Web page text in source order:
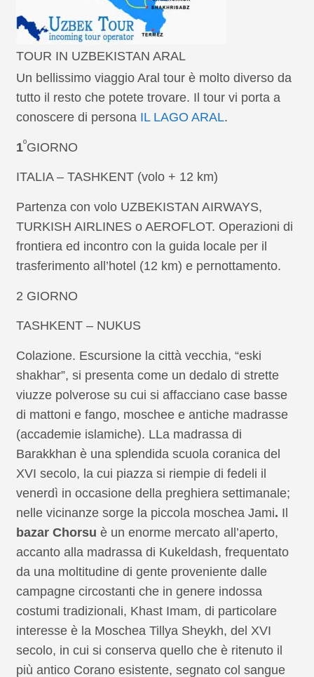
TOUR IN UZBEKISTAN ARAL
Un bellissimo viaggio Aral tour è molto diverso da
tutto il resto che potete trovare. Il tour vi porta a
conoscere di persona IL LAGO ARAL.
1ºGIORNO
ITALIA – TASHKENT (volo + 12 km)
Partenza con volo UZBEKISTAN AIRWAYS,
TURKISH AIRLINES o AEROFLOT. Operazioni di
frontiera ed incontro con la guida locale per il
trasferimento all’hotel (12 km) e pernottamento.
2 GIORNO
TASHKENT – NUKUS
Colazione. Escursione la città vecchia, “eski
shakhar”, si presenta come un dedalo di strette
viuzze polverose su cui si affacciano case basse
di mattoni e fango, moschee e antiche madrasse
(accademie islamiche). LLa madrassa di
Barakkhan è una splendida scuola coranica del
XVI secolo, la cui piazza si riempie di fedeli il
venerdì in occasione della preghiera settimanale;
nelle vicinanze sorge la piccola moschea Jami. Il
bazar Chorsu è un enorme mercato all’aperto,
accanto alla madrassa di Kukeldash, frequentato
da una moltitudine di gente proveniente dalle
campagne circostanti che in genere indossa
costumi tradizionali, Khast Imam, di particolare
interesse è la Moschea Tillya Sheykh, del XVI
secolo, in cui si conserva quello che è ritenuto il
più antico Corano esistente, segnato col sangue